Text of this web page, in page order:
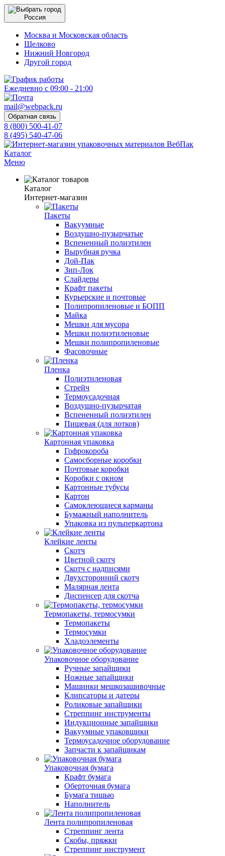
Россия
Москва и Московская область
Щелково
Нижний Новгород
Другой город
Ежедневно с 09:00 - 21:00
mail@webpack.ru
Обратная связь
8 (800) 500-41-07
8 (495) 540-47-06
Каталог
Меню
Каталог
Интернет-магазин
Пакеты
Вакуумные
Воздушно-пузырчатые
Вспененный полиэтилен
Вырубная ручка
Дой-Пак
Зип-Лок
Слайдеры
Крафт пакеты
Курьерские и почтовые
Полипропиленовые и БОПП
Майка
Мешки для мусора
Мешки полиэтиленовые
Мешки полипропиленовые
Фасовочные
Пленка
Полиэтиленовая
Стрейч
Термоусадочная
Воздушно-пузырчатая
Вспененный полиэтилен
Пищевая (для лотков)
Картонная упаковка
Гофрокороба
Самосборные коробки
Почтовые коробки
Коробки с окном
Картонные тубусы
Картон
Самоклеющиеся карманы
Бумажный наполнитель
Упаковка из пульперкартона
Клейкие ленты
Скотч
Цветной скотч
Скотч с надписями
Двухсторонний скотч
Малярная лента
Диспенсер для скотча
Термопакеты, термосумки
Термопакеты
Термосумки
Хладоэлементы
Упаковочное оборудование
Ручные запайщики
Ножные запайщики
Машинки мешкозашивочные
Клипсаторы и датеры
Роликовые запайщики
Стреппинг инструменты
Индукционные запайщики
Вакуумные упаковщики
Термоусадочное оборудование
Запчасти к запайщикам
Упаковочная бумага
Крафт бумага
Оберточная бумага
Бумага тишью
Наполнитель
Лента полипропиленовая
Стреппинг лента
Скобы, пряжки
Стреппинг инструмент